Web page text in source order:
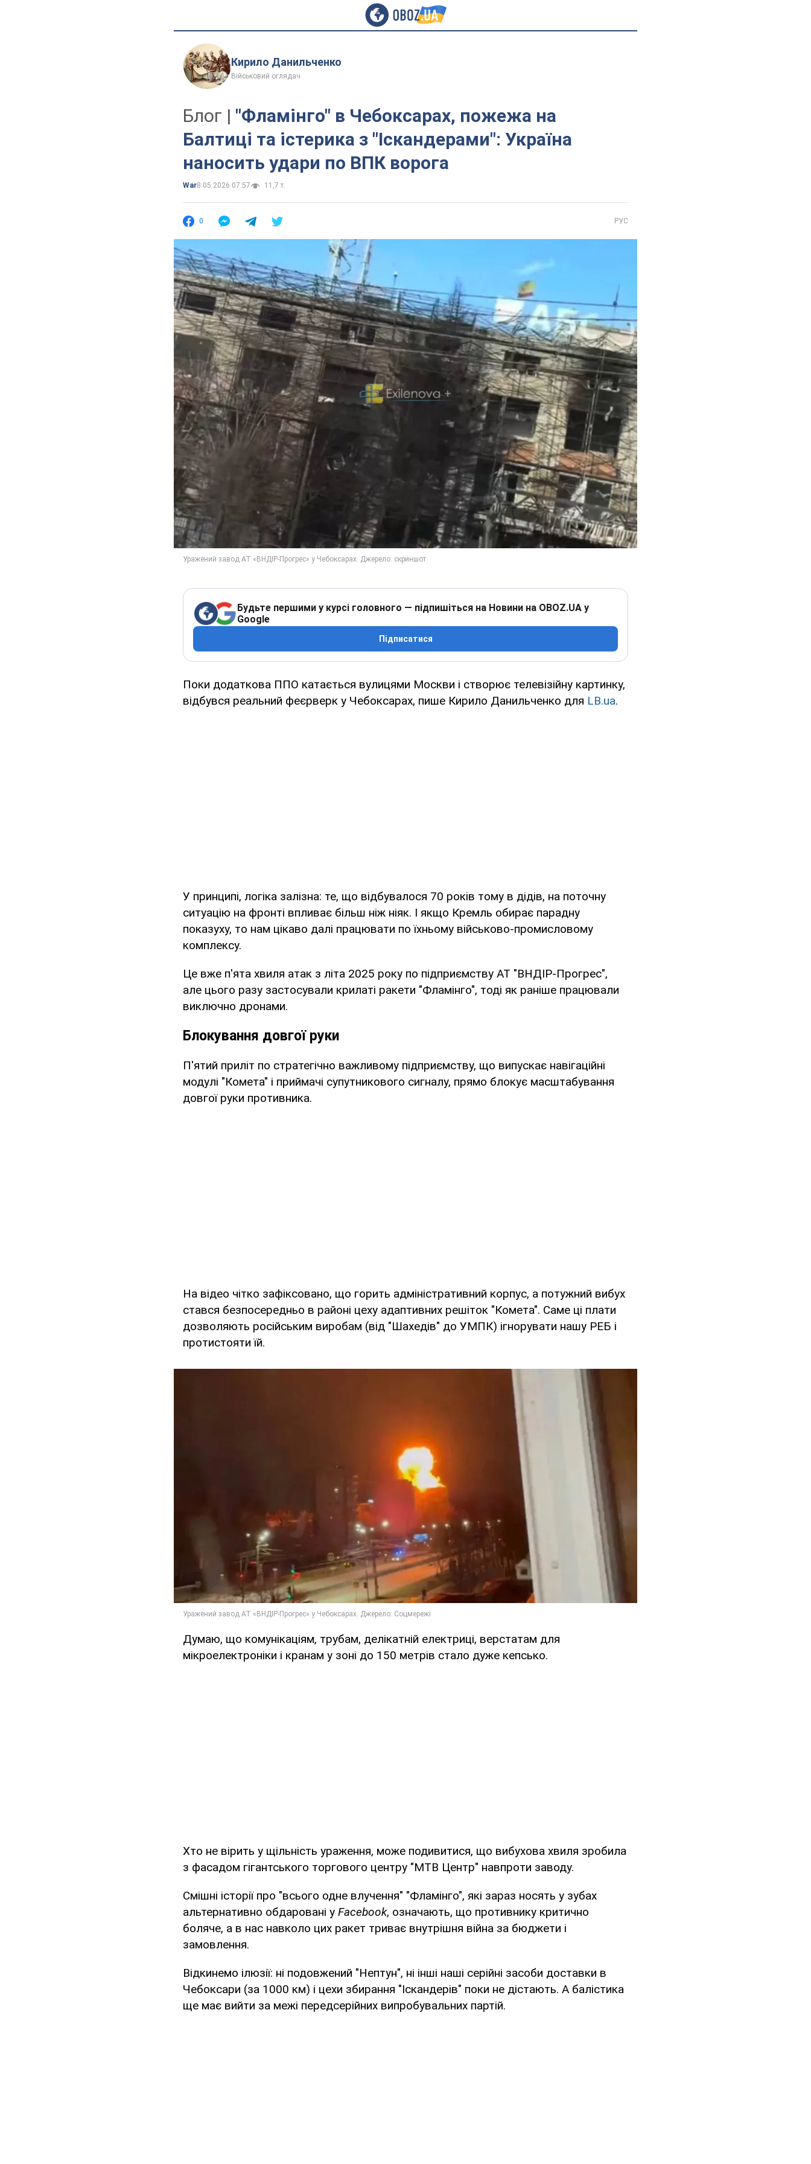
Кирило Данильченко
Військовий оглядач
Блог | "Фламінго" в Чебоксарах, пожежа на
Балтиці та істерика з "Іскандерами": Україна
наносить удари по ВПК ворога
War8.05.2026 07:57 11,7 т.
0 РУС
Будьте першими у курсі головного — підпишіться на Новини на OBOZ.UA у
Google
Підписатися
Поки додаткова ППО катається вулицями Москви і створює телевізійну картинку,
відбувся реальний феєрверк у Чебоксарах, пише Кирило Данильченко для LB.ua.
У принципі, логіка залізна: те, що відбувалося 70 років тому в дідів, на поточну
ситуацію на фронті впливає більш ніж ніяк. І якщо Кремль обирає парадну
показуху, то нам цікаво далі працювати по їхньому військово-промисловому
комплексу.
Це вже п'ята хвиля атак з літа 2025 року по підприємству АТ "ВНДІР-Прогрес",
але цього разу застосували крилаті ракети "Фламінго", тоді як раніше працювали
виключно дронами.
Блокування довгої руки
П'ятий приліт по стратегічно важливому підприємству, що випускає навігаційні
модулі "Комета" і приймачі супутникового сигналу, прямо блокує масштабування
довгої руки противника.
На відео чітко зафіксовано, що горить адміністративний корпус, а потужний вибух
стався безпосередньо в районі цеху адаптивних решіток "Комета". Саме ці плати
дозволяють російським виробам (від "Шахедів" до УМПК) ігнорувати нашу РЕБ і
протистояти їй.
Думаю, що комунікаціям, трубам, делікатній електриці, верстатам для
мікроелектроніки і кранам у зоні до 150 метрів стало дуже кепсько.
Хто не вірить у щільність ураження, може подивитися, що вибухова хвиля зробила
з фасадом гігантського торгового центру "МТВ Центр" навпроти заводу.
Смішні історії про "всього одне влучення" "Фламінго", які зараз носять у зубах
альтернативно обдаровані у Facebook, означають, що противнику критично
боляче, а в нас навколо цих ракет триває внутрішня війна за бюджети і
замовлення.
Відкинемо ілюзії: ні подовжений "Нептун", ні інші наші серійні засоби доставки в
Чебоксари (за 1000 км) і цехи збирання "Іскандерів" поки не дістають. А балістика
ще має вийти за межі передсерійних випробувальних партій.